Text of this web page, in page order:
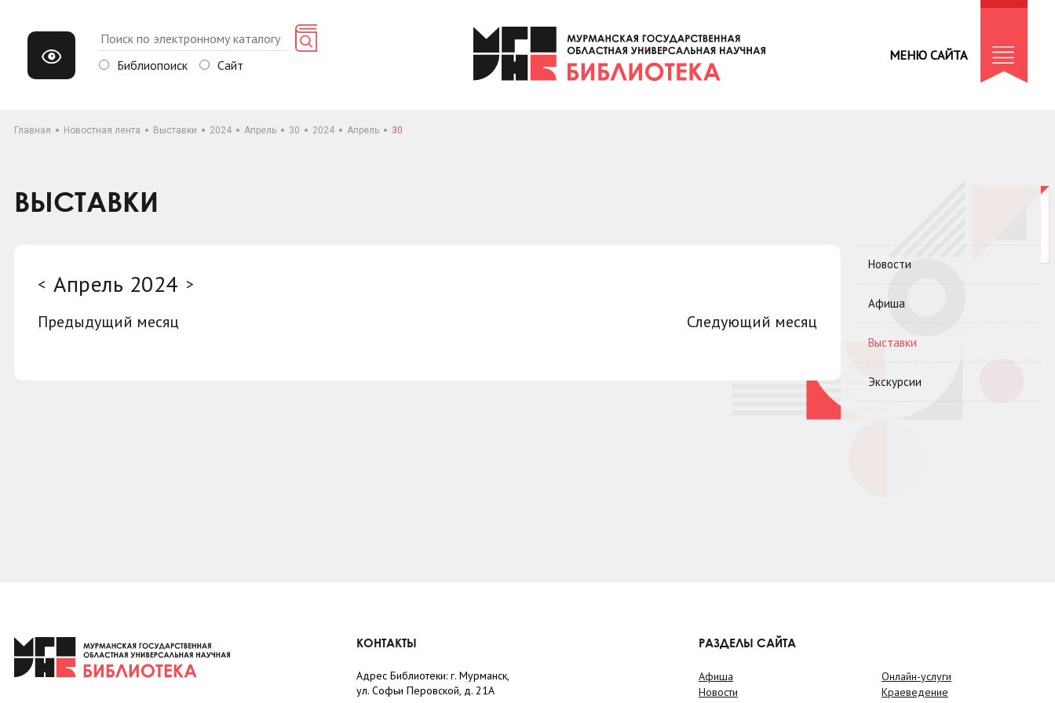
Библиопоиск Сайт
МЕНЮ САЙТА
Главная Новостная лента Выставки 2024 Апрель 30 2024 Апрель 30
ВЫСТАВКИ
< Апрель 2024 >
Предыдущий месяц
Следующий месяц
Новости
Афиша
Выставки
Экскурсии
КОНТАКТЫ
Адрес Библиотеки: г. Мурманск,
ул. Софьи Перовской, д. 21А
РАЗДЕЛЫ САЙТА
Афиша
Новости
Онлайн-услуги
Краеведение